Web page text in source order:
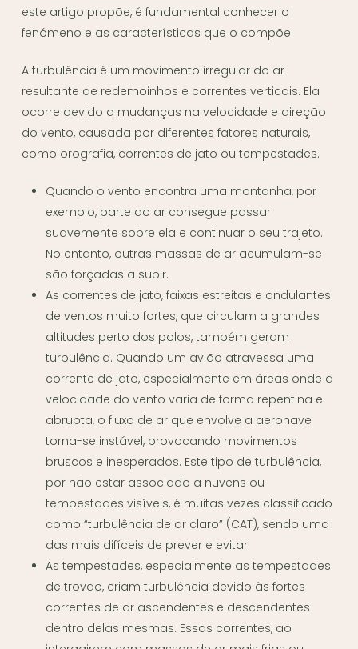
este artigo propõe, é fundamental conhecer o
fenómeno e as características que o compõe.
A turbulência é um movimento irregular do ar
resultante de redemoinhos e correntes verticais. Ela
ocorre devido a mudanças na velocidade e direção
do vento, causada por diferentes fatores naturais,
como orografia, correntes de jato ou tempestades.
Quando o vento encontra uma montanha, por
exemplo, parte do ar consegue passar
suavemente sobre ela e continuar o seu trajeto.
No entanto, outras massas de ar acumulam-se
são forçadas a subir.
As correntes de jato, faixas estreitas e ondulantes
de ventos muito fortes, que circulam a grandes
altitudes perto dos polos, também geram
turbulência. Quando um avião atravessa uma
corrente de jato, especialmente em áreas onde a
velocidade do vento varia de forma repentina e
abrupta, o fluxo de ar que envolve a aeronave
torna-se instável, provocando movimentos
bruscos e inesperados. Este tipo de turbulência,
por não estar associado a nuvens ou
tempestades visíveis, é muitas vezes classificado
como “turbulência de ar claro” (CAT), sendo uma
das mais difíceis de prever e evitar.
As tempestades, especialmente as tempestades
de trovão, criam turbulência devido às fortes
correntes de ar ascendentes e descendentes
dentro delas mesmas. Essas correntes, ao